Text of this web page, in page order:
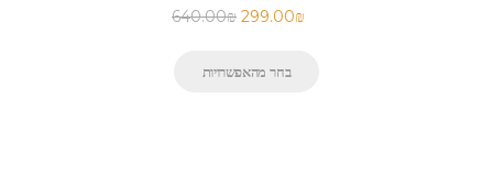
640.00₪ 299.00₪
בחר מהאפשרויות